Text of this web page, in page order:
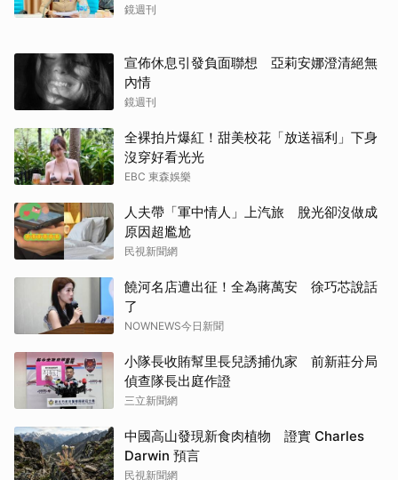
鏡週刊
宣佈休息引發負面聯想 亞莉安娜澄清絕無
內情
鏡週刊
全裸拍片爆紅！甜美校花「放送福利」下身
沒穿好看光光
EBC 東森娛樂
人夫帶「軍中情人」上汽旅 脫光卻沒做成
原因超尷尬
民視新聞網
饒河名店遭出征！全為蔣萬安 徐巧芯說話
了
NOWNEWS今日新聞
小隊長收賄幫里長兒誘捕仇家 前新莊分局
偵查隊長出庭作證
三立新聞網
中國高山發現新食肉植物 證實 Charles
Darwin 預言
民視新聞網